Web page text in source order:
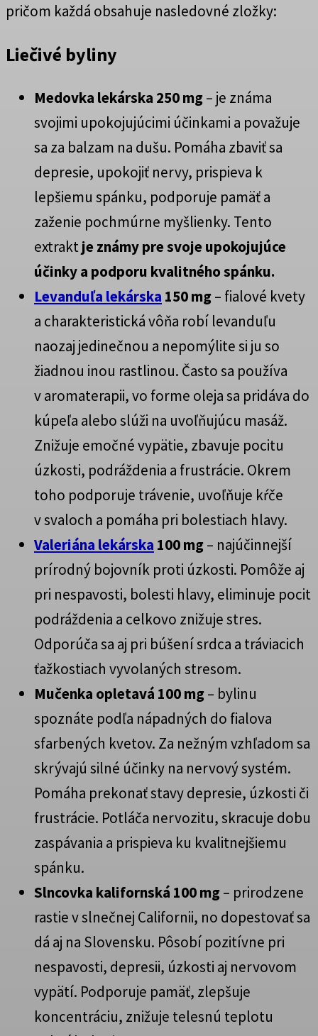
pričom každá obsahuje nasledovné zložky:
Liečivé byliny
Medovka lekárska 250 mg– je známa
svojimi upokojujúcimi účinkami a považuje
sa za balzam na dušu. Pomáha zbaviť sa
depresie, upokojiť nervy, prispieva k
lepšiemu spánku, podporuje pamäť a
zaženie pochmúrne myšlienky. Tento
extraktje známy pre svoje upokojujúce
účinky a podporu kvalitného spánku.
Levanduľa lekárska 150 mg– fialové kvety
a charakteristická vôňa robí levanduľu
naozaj jedinečnou a nepomýlite si ju so
žiadnou inou rastlinou. Často sa používa
v aromaterapii, vo forme oleja sa pridáva do
kúpeľa alebo slúži na uvoľňujúcu masáž.
Znižuje emočné vypätie, zbavuje pocitu
úzkosti, podráždenia a frustrácie. Okrem
toho podporuje trávenie, uvoľňuje kŕče
v svaloch a pomáha pri bolestiach hlavy.
Valeriána lekárska 100 mg– najúčinnejší
prírodný bojovník proti úzkosti. Pomôže aj
pri nespavosti, bolesti hlavy, eliminuje pocit
podráždenia a celkovo znižuje stres.
Odporúča sa aj pri búšení srdca a tráviacich
ťažkostiach vyvolaných stresom.
Mučenka opletavá 100 mg– bylinu
spoznáte podľa nápadných do fialova
sfarbených kvetov. Za nežným vzhľadom sa
skrývajú silné účinky na nervový systém.
Pomáha prekonať stavy depresie, úzkosti či
frustrácie. Potláča nervozitu, skracuje dobu
zaspávania a prispieva ku kvalitnejšiemu
spánku.
Slncovka kalifornská 100 mg– prirodzene
rastie v slnečnej Californii, no dopestovať sa
dá aj na Slovensku. Pôsobí pozitívne pri
nespavosti, depresii, úzkosti aj nervovom
vypätí. Podporuje pamäť, zlepšuje
koncentráciu, znižuje telesnú teplotu